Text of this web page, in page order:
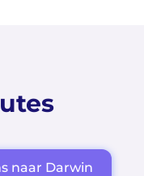
naar Darwin